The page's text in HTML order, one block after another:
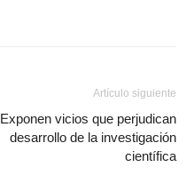
Artículo siguiente
Exponen vicios que perjudican
desarrollo de la investigación
científica